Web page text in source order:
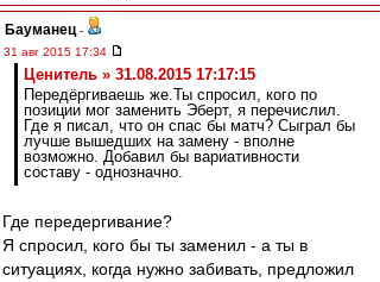
Бауманец -
31 авг 2015 17:34
Ценитель » 31.08.2015 17:17:15
Передёргиваешь же.Ты спросил, кого по
позиции мог заменить Эберт, я перечислил.
Где я писал, что он спас бы матч? Сыграл бы
лучше вышедших на замену - вполне
возможно. Добавил бы вариативности
составу - однозначно.
Где передергивание?
Я спросил, кого бы ты заменил - а ты в
ситуациях, когда нужно забивать, предложил